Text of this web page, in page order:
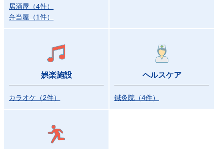
居酒屋 （4件）
弁当屋 （1件）
娯楽施設
カラオケ （2件）
ヘルスケア
鍼灸院 （4件）